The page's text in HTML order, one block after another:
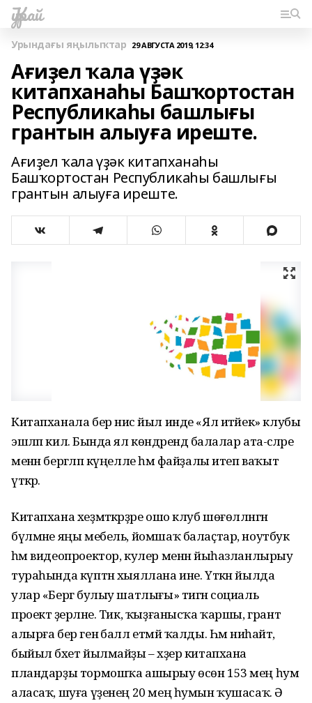
Ҡурай
Урындағы яңылыҡтар 29 АВГУСТА 2019, 12:34
Ағиҙел ҡала үҙәк
китапханаһы Башҡортостан
Республикаһы башлығы
грантын алыуға иреште.
Ағиҙел ҡала үҙәк китапханаһы
Башҡортостан Республикаһы башлығы
грантын алыуға иреште.
Китапханала бер нисә йыл инде «Ял итәйек» клубы
эшләп килә. Бында ял көндәрендә балалар ата-әсәләре
менән бергәләп күңелле һәм файҙалы итеп ваҡыт
үткәрә.
Китапхана хеҙмәткәрҙәре ошо клуб шөғөлләнгән
бүлмәне яңы мебель, йомшаҡ балаҫтар, ноутбук
һәм видеопроектор, кулер менән йыһазланлырыу
тураһында күптән хыяллана ине. Үткән йылда
улар «Бергә булыу шатлығы» тигән социаль
проект әҙерләне. Тик, ҡыҙғанысҡа ҡаршы, грант
алырға бер генә балл етмәй ҡалды. Һәм ниһайәт,
быйыл бәхет йылмайҙы – хәҙер китапхана
пландарҙы тормошҡа ашырыу өсөн 153 мең һум
аласаҡ, шуға үҙенең 20 мең һумын ҡушасаҡ. Ә